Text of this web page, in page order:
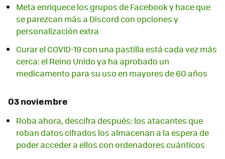
Meta enriquece los grupos de Facebook y hace que
se parezcan más a Discord con opciones y
personalización extra
Curar el COVID-19 con una pastilla está cada vez más
cerca: el Reino Unido ya ha aprobado un
medicamento para su uso en mayores de 60 años
03 noviembre
Roba ahora, descifra después: los atacantes que
roban datos cifrados los almacenan a la espera de
poder acceder a ellos con ordenadores cuánticos